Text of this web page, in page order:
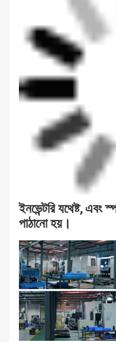
ইনভেন্টরি যথেষ্ট, এবং
পাঠানো হয়।